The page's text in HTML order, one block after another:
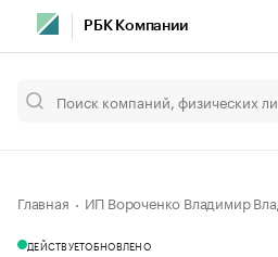
РБК Компании
Главная ИП Вороченко Владимир
ДЕЙСТВУЕТОБНОВЛЕНО